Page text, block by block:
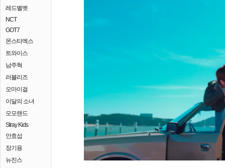
레드벨벳
NCT
GOT7
몬스타엑스
트와이스
남주혁
러블리즈
오마이걸
이달의 소녀
모모랜드
Stray Kids
안효섭
장기용
뉴진스